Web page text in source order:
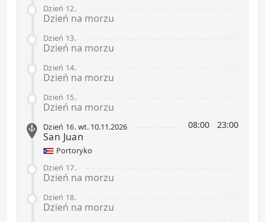
Dzień 12.
Dzień na morzu
Dzień 13.
Dzień na morzu
Dzień 14.
Dzień na morzu
Dzień 15.
Dzień na morzu
08:00 23:00
Dzień 16.wt.10.11.2026
San Juan
Portoryko
Dzień 17.
Dzień na morzu
Dzień 18.
Dzień na morzu